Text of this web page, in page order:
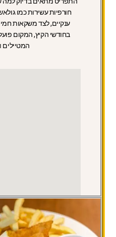
חורפיות עשירות כמו
ענקיים, לצד משקאות
בחודשי הקיץ, המקום
המטיילים